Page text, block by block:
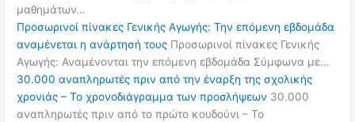
μαθημάτων…
Προσωρινοί πίνακες Γενικής Αγωγής: Την επόμενη εβδομάδα
αναμένεται η ανάρτησή τους Προσωρινοί πίνακες Γενικής
Αγωγής: Αναμένονται την επόμενη εβδομάδα Σύμφωνα με…
30.000 αναπληρωτές πριν από την έναρξη της σχολικής
χρονιάς – Το χρονοδιάγραμμα των προσλήψεων 30.000
αναπληρωτές πριν από το πρώτο κουδούνι – Το